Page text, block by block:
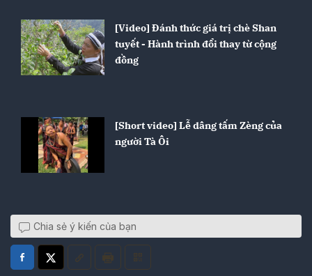
[Video] Đánh thức giá trị chè Shan
tuyết - Hành trình đổi thay từ cộng
đồng
[Short video] Lễ dâng tấm Zèng của
người Tà Ôi
Chia sẻ ý kiến của bạn